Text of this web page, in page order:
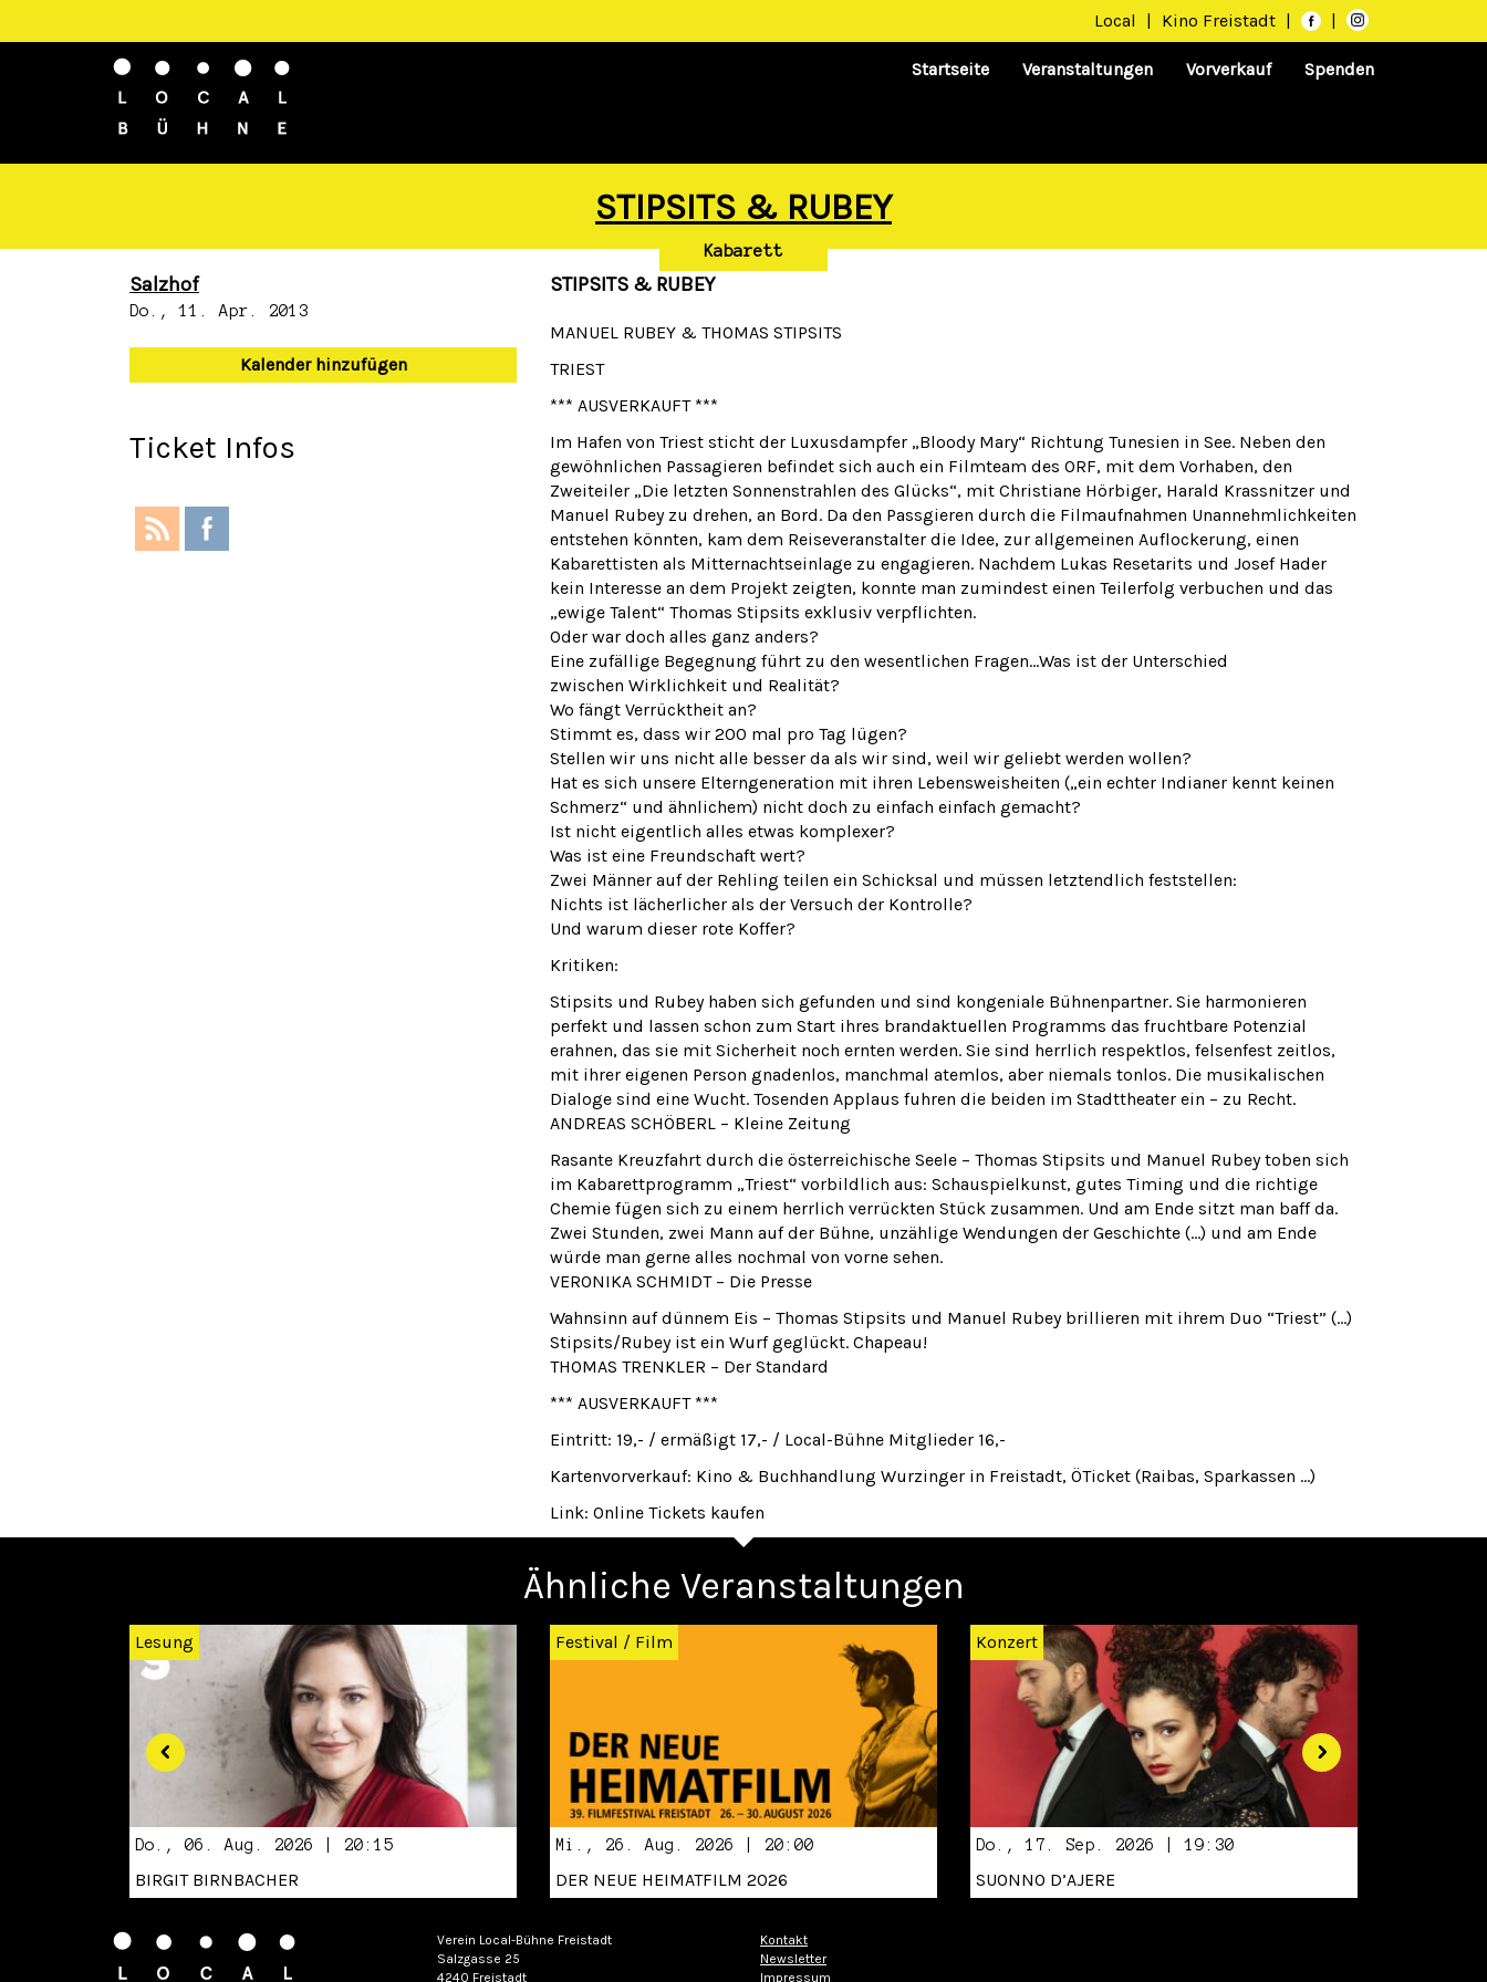
Local | Kino Freistadt | |
Startseite Veranstaltungen Vorverkauf Spenden
STIPSITS & RUBEY
Kabarett
Salzhof
Do., 11. Apr. 2013
Kalender hinzufügen
Ticket Infos
STIPSITS & RUBEY
MANUEL RUBEY & THOMAS STIPSITS
TRIEST
*** AUSVERKAUFT ***
Im Hafen von Triest sticht der Luxusdampfer „Bloody Mary“ Richtung Tunesien in See. Neben den
gewöhnlichen Passagieren befindet sich auch ein Filmteam des ORF, mit dem Vorhaben, den
Zweiteiler „Die letzten Sonnenstrahlen des Glücks“, mit Christiane Hörbiger, Harald Krassnitzer und
Manuel Rubey zu drehen, an Bord. Da den Passgieren durch die Filmaufnahmen Unannehmlichkeiten
entstehen könnten, kam dem Reiseveranstalter die Idee, zur allgemeinen Auflockerung, einen
Kabarettisten als Mitternachtseinlage zu engagieren. Nachdem Lukas Resetarits und Josef Hader
kein Interesse an dem Projekt zeigten, konnte man zumindest einen Teilerfolg verbuchen und das
„ewige Talent“ Thomas Stipsits exklusiv verpflichten.
Oder war doch alles ganz anders?
Eine zufällige Begegnung führt zu den wesentlichen Fragen…Was ist der Unterschied
zwischen Wirklichkeit und Realität?
Wo fängt Verrücktheit an?
Stimmt es, dass wir 200 mal pro Tag lügen?
Stellen wir uns nicht alle besser da als wir sind, weil wir geliebt werden wollen?
Hat es sich unsere Elterngeneration mit ihren Lebensweisheiten („ein echter Indianer kennt keinen
Schmerz“ und ähnlichem) nicht doch zu einfach einfach gemacht?
Ist nicht eigentlich alles etwas komplexer?
Was ist eine Freundschaft wert?
Zwei Männer auf der Rehling teilen ein Schicksal und müssen letztendlich feststellen:
Nichts ist lächerlicher als der Versuch der Kontrolle?
Und warum dieser rote Koffer?
Kritiken:
Stipsits und Rubey haben sich gefunden und sind kongeniale Bühnenpartner. Sie harmonieren
perfekt und lassen schon zum Start ihres brandaktuellen Programms das fruchtbare Potenzial
erahnen, das sie mit Sicherheit noch ernten werden. Sie sind herrlich respektlos, felsenfest zeitlos,
mit ihrer eigenen Person gnadenlos, manchmal atemlos, aber niemals tonlos. Die musikalischen
Dialoge sind eine Wucht. Tosenden Applaus fuhren die beiden im Stadttheater ein – zu Recht.
ANDREAS SCHÖBERL – Kleine Zeitung
Rasante Kreuzfahrt durch die österreichische Seele – Thomas Stipsits und Manuel Rubey toben sich
im Kabarettprogramm „Triest“ vorbildlich aus: Schauspielkunst, gutes Timing und die richtige
Chemie fügen sich zu einem herrlich verrückten Stück zusammen. Und am Ende sitzt man baff da.
Zwei Stunden, zwei Mann auf der Bühne, unzählige Wendungen der Geschichte (…) und am Ende
würde man gerne alles nochmal von vorne sehen.
VERONIKA SCHMIDT – Die Presse
Wahnsinn auf dünnem Eis – Thomas Stipsits und Manuel Rubey brillieren mit ihrem Duo “Triest” (…)
Stipsits/Rubey ist ein Wurf geglückt. Chapeau!
THOMAS TRENKLER – Der Standard
*** AUSVERKAUFT ***
Eintritt: 19,- / ermäßigt 17,- / Local-Bühne Mitglieder 16,-
Kartenvorverkauf: Kino & Buchhandlung Wurzinger in Freistadt, ÖTicket (Raibas, Sparkassen …)
Link: Online Tickets kaufen
Ähnliche Veranstaltungen
Lesung
Do., 06. Aug. 2026 | 20:15
BIRGIT BIRNBACHER
Festival / Film
Mi., 26. Aug. 2026 | 20:00
DER NEUE HEIMATFILM 2026
Konzert
Do., 17. Sep. 2026 | 19:30
SUONNO D’AJERE
Verein Local-Bühne Freistadt
Salzgasse 25
4240 Freistadt
Kontakt
Newsletter
Impressum